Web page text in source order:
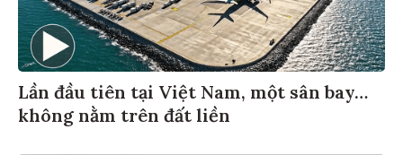
Lần đầu tiên tại Việt Nam, một sân bay…
không nằm trên đất liền